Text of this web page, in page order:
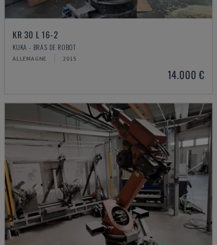
KR 30 L 16-2
KUKA - BRAS DE ROBOT
ALLEMAGNE 2015
14.000 €